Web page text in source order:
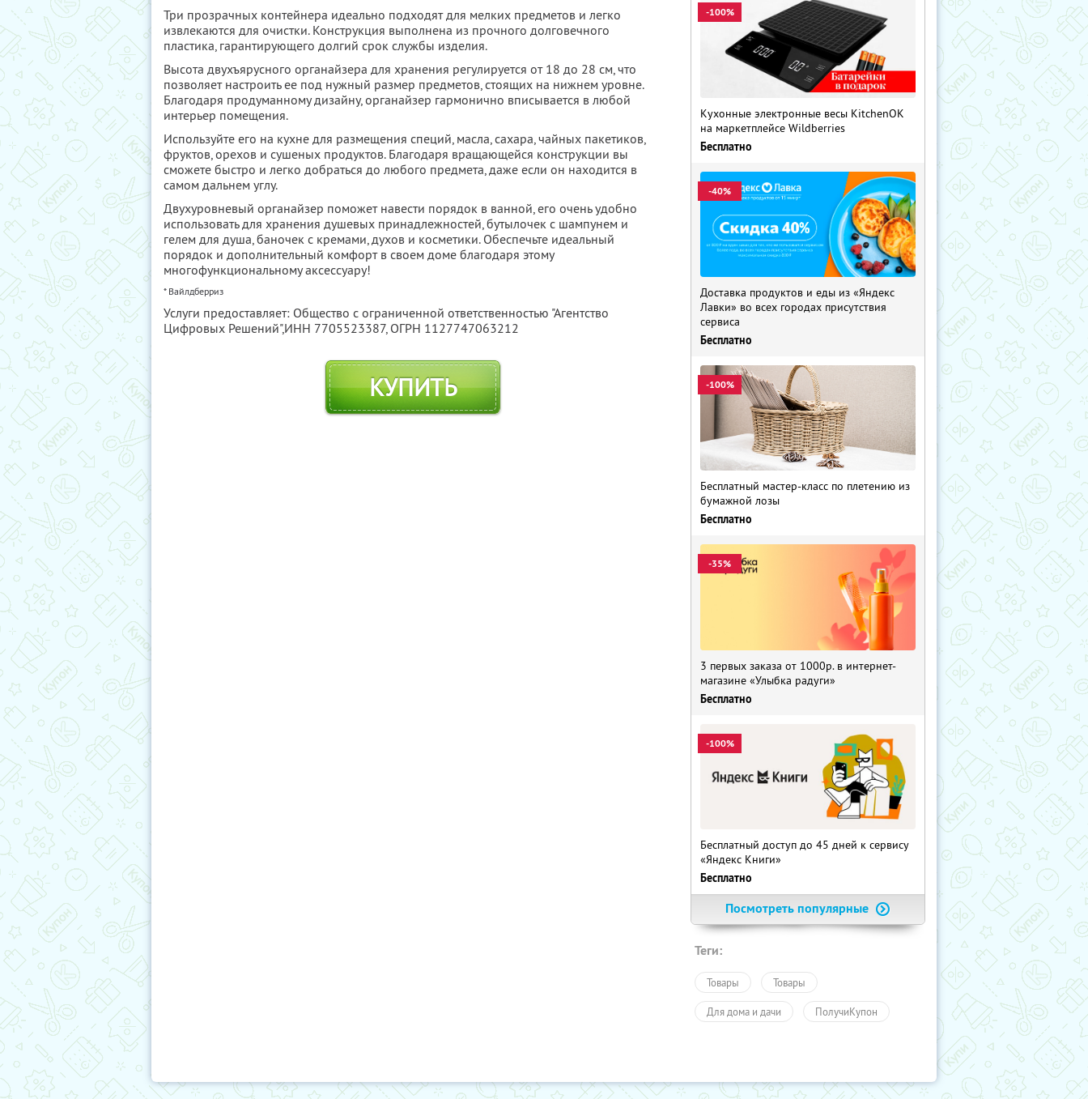
Три прозрачных контейнера идеально подходят для мелких предметов и легко
извлекаются для очистки. Конструкция выполнена из прочного долговечного
пластика, гарантирующего долгий срок службы изделия.
Высота двухъярусного органайзера для хранения регулируется от 18 до 28 см, что
позволяет настроить ее под нужный размер предметов, стоящих на нижнем уровне.
Благодаря продуманному дизайну, органайзер гармонично вписывается в любой
интерьер помещения.
Используйте его на кухне для размещения специй, масла, сахара, чайных пакетиков,
фруктов, орехов и сушеных продуктов. Благодаря вращающейся конструкции вы
сможете быстро и легко добраться до любого предмета, даже если он находится в
самом дальнем углу.
Двухуровневый органайзер поможет навести порядок в ванной, его очень удобно
использовать для хранения душевых принадлежностей, бутылочек с шампунем и
гелем для душа, баночек с кремами, духов и косметики. Обеспечьте идеальный
порядок и дополнительный комфорт в своем доме благодаря этому
многофункциональному аксессуару!
* Вайлдберриз
Услуги предоставляет: Общество с ограниченной ответственностью "Агентство
Цифровых Решений",ИНН 7705523387, ОГРН 1127747063212
КУПИТЬ
-100%
Кухонные электронные весы KitchenOK
на маркетплейсе Wildberries
Бесплатно
-40%
Доставка продуктов и еды из «Яндекс
Лавки» во всех городах присутствия
сервиса
Бесплатно
-100%
Бесплатный мастер-класс по плетению из
бумажной лозы
Бесплатно
-35%
3 первых заказа от 1000р. в интернет-
магазине «Улыбка радуги»
Бесплатно
-100%
Бесплатный доступ до 45 дней к сервису
«Яндекс Книги»
Бесплатно
Посмотреть популярные
Теги:
Товары Товары
Для дома и дачи ПолучиКупон